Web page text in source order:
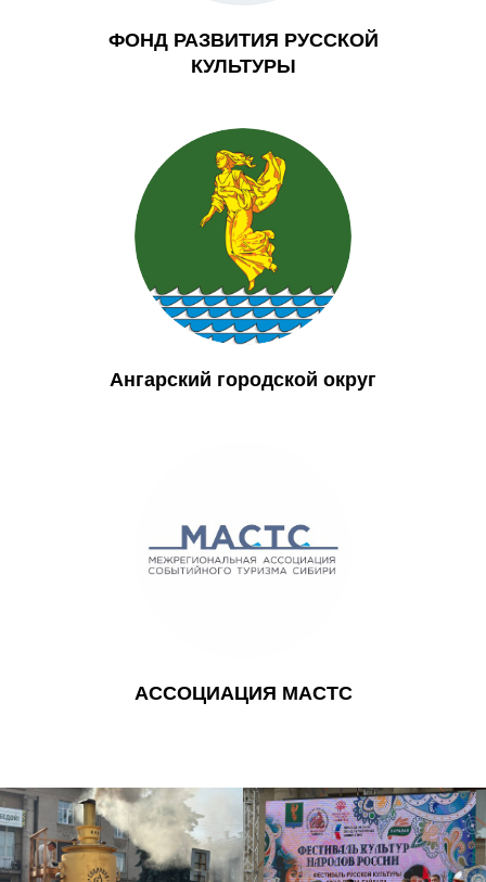
ФОНД РАЗВИТИЯ РУССКОЙ
КУЛЬТУРЫ
Ангарский городской округ
АССОЦИАЦИЯ МАСТС